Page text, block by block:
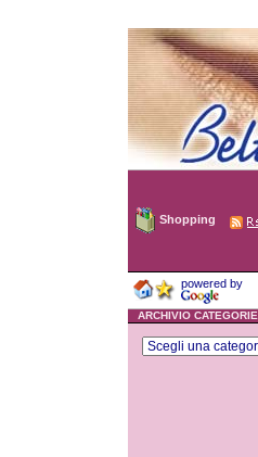
Shopping
powered by
ARCHIVIO CATEGORIE